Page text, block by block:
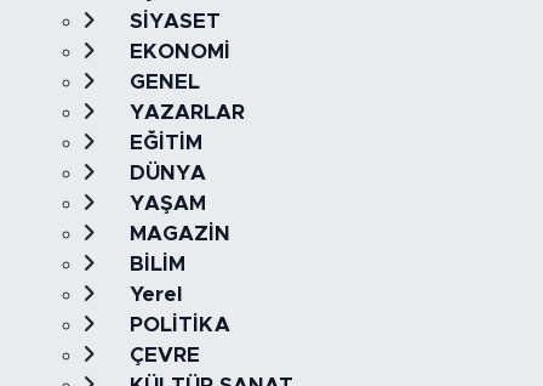
SİYASET
EKONOMİ
GENEL
YAZARLAR
EĞİTİM
DÜNYA
YAŞAM
MAGAZİN
BİLİM
Yerel
POLİTİKA
ÇEVRE